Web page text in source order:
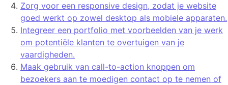
Zorg voor een responsive design, zodat je website
goed werkt op zowel desktop als mobiele apparaten.
Integreer een portfolio met voorbeelden van je werk
om potentiële klanten te overtuigen van je
vaardigheden.
Maak gebruik van call-to-action knoppen om
bezoekers aan te moedigen contact op te nemen of